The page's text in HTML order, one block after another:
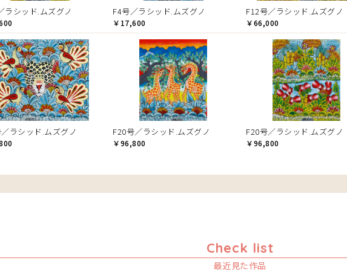
ラシッド.ムズグノ F4号／ラシッド.ムズグノ
￥17,600
F12号／ラシッド.ムズグノ
￥66,000
ラシッド.ムズグノ F20号／ラシッド.ムズグノ
￥96,800
F20号／ラシッド.ムズグノ
￥96,800
Check list
最近見た作品